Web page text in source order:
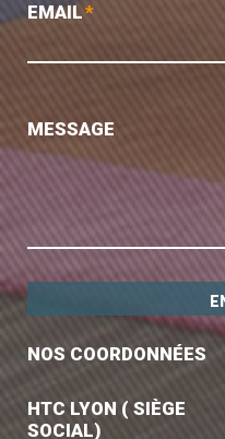
EMAIL*
MESSAGE
NOS COORDONNÉES
HTC LYON ( SIÈGE
SOCIAL)